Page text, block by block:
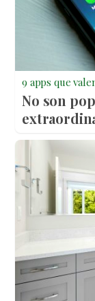
9 apps que
No son